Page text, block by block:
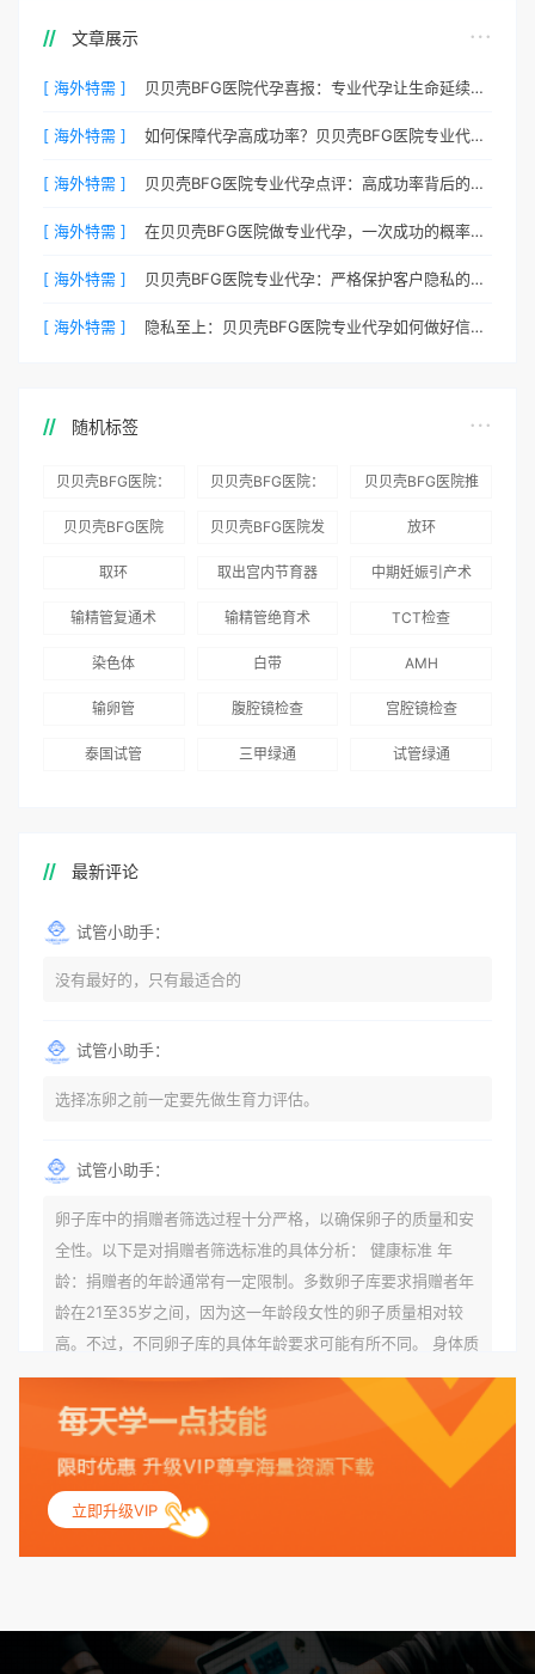
文章展示
[ 海外特需 ] 贝贝壳BFG医院代孕喜报：专业代孕让生命延续更简单
[ 海外特需 ] 如何保障代孕高成功率？贝贝壳BFG医院专业代孕方案解析
[ 海外特需 ] 贝贝壳BFG医院专业代孕点评：高成功率背后的医疗神话
[ 海外特需 ] 在贝贝壳BFG医院做专业代孕，一次成功的概率有多大？
[ 海外特需 ] 贝贝壳BFG医院专业代孕：严格保护客户隐私的安心之选
[ 海外特需 ] 隐私至上：贝贝壳BFG医院专业代孕如何做好信息保密？
随机标签
贝贝壳BFG医院：
务
贝贝壳BFG医院：
术”和“法律支持”
贝贝壳BFG医院推
贝贝壳BFG医院
贝贝壳BFG医院发
国版）》
放环
取环 取出宫内节育器 中期妊娠引产术
输精管复通术 输精管绝育术 TCT检查
染色体 白带 AMH
输卵管 腹腔镜检查 宫腔镜检查
泰国试管 三甲绿通 试管绿通
最新评论
试管小助手：
没有最好的，只有最适合的
试管小助手：
选择冻卵之前一定要先做生育力评估。
试管小助手：
卵子库中的捐赠者筛选过程十分严格，以确保卵子的质量和安
全性。以下是对捐赠者筛选标准的具体分析： 健康标准 年
龄：捐赠者的年龄通常有一定限制。多数卵子库要求捐赠者年
龄在21至35岁之间，因为这一年龄段女性的卵子质量相对较
高。不过，不同卵子库的具体年龄要求可能有所不同。 身体质
量指数（BMI）：捐赠者的BMI通常需要在正常范围内，以确
保其身体健康状况良好。过高的BMI可能与多种健康问题相关
联，包括不孕症和妊娠并发症。 生殖健康：捐赠者需要有规律
的月经期，无生殖障碍或异常问题。此外，还需要进行详细的
妇科检查，以确保其生殖系统的健康。 遗传病史与家族病史：
捐赠者及其家庭成员需要无严重的遗传病史、精神病史和传染
病史。这通常需要通过基因检测、家族史调查和医疗记录审查
带任何可传染给受卵者的病原体。 药物与生活习惯：捐赠者需
立即升级VIP